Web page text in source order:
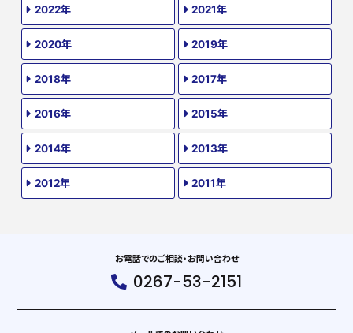
2022年 2021年
2020年 2019年
2018年 2017年
2016年 2015年
2014年 2013年
2012年 2011年
お電話でのご相談・お問い合わせ
0267-53-2151